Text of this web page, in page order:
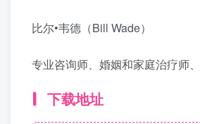
比尔•韦德（Bill Wade）
专业咨询师、婚姻和家庭治疗师
下载地址